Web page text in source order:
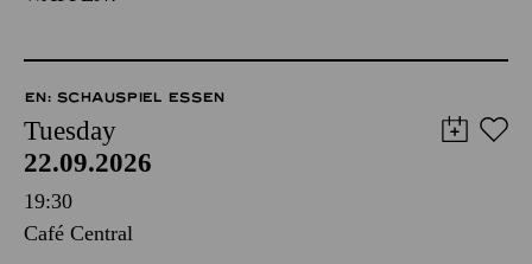
EN: SCHAUSPIEL ESSEN
Tuesday
22.09.2026
19:30
Café Central